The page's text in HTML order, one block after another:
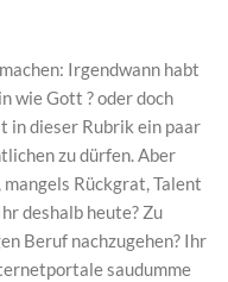
Irgendwann habt
wie Gott ? oder doch
in dieser Rubrik ein paar
zu dürfen. Aber
Rückgrat, Talent
deshalb heute? Zu
Beruf nachzugehen? Ihr
saudumme